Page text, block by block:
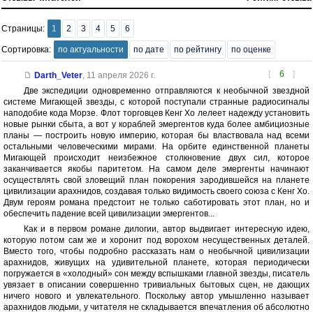
Страницы: 1 2 3 4 5 6
Сортировка: по актуальности по дате по рейтингу по оценке
[ 6 ]
Darth_Veter, 11 апреля 2026 г.
Две экспедиции одновременно отправляются к необычной звездной
системе Мигающей звезды, с которой поступали странные радиосигналы
наподобие кода Морзе. Флот торговцев Кенг Хо лелеет надежду установить
новые рынки сбыта, а вот у кораблей эмергентов куда более амбициозные
планы — построить новую империю, которая бы властвовала над всеми
остальными человеческими мирами. На орбите единственной планеты
Мигающей происходит неизбежное столкновение двух сил, которое
заканчивается якобы паритетом. На самом деле эмергенты начинают
осуществлять свой зловещий план покорения зародившейся на планете
цивилизации арахнидов, создавая только видимость своего союза с Кенг Хо.
Двум героям романа предстоит не только саботировать этот план, но и
обеспечить падение всей цивилизации эмергентов...
Как и в первом романе дилогии, автор выдвигает интересную идею,
которую потом сам же и хоронит под ворохом несущественных деталей.
Вместо того, чтобы подробно рассказать нам о необычной цивилизации
арахнидов, живущих на удивительной планете, которая периодически
погружается в «холодный» сон между вспышками главной звезды, писатель
увязает в описании совершенно тривиальных бытовых сцен, не дающих
ничего нового и увлекательного. Поскольку автор умышленно называет
арахнидов людьми, у читателя не складывается впечатления об абсолютно